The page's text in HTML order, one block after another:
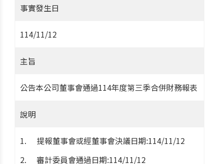
事實發生日
114/11/12
主旨
公告本公司董事會通過114年度第三季合併財務報表
說明
提報董事會或經董事會決議日期:114/11/12
審計委員會通過日期:114/11/12